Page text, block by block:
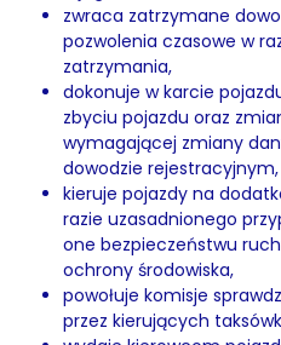
zwraca zatrzymane
pozwolenia czasowe w
zatrzymania,
dokonuje w karcie
zbyciu pojazdu oraz
wymagającej zmiany
dowodzie rejestracyjnym,
kieruje pojazdy na
razie uzasadnionego
one bezpieczeństwu
ochrony środowiska,
powołuje komisje
przez kierujących